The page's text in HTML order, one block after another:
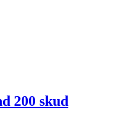
200 skud